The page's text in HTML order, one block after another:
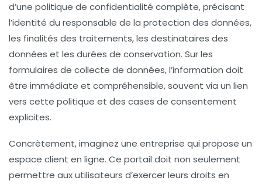
d’une politique de confidentialité complète, précisant
l’identité du responsable de la protection des données,
les finalités des traitements, les destinataires des
données et les durées de conservation. Sur les
formulaires de collecte de données, l’information doit
être immédiate et compréhensible, souvent via un lien
vers cette politique et des cases de consentement
explicites.
Concrètement, imaginez une entreprise qui propose un
espace client en ligne. Ce portail doit non seulement
permettre aux utilisateurs d’exercer leurs droits en